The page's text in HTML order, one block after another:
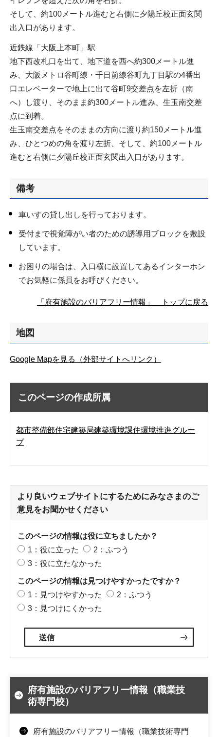
そして、約100メートル進むと右側に夕陽丘校正面玄関
出入口があります。
近鉄線「大阪上本町」駅
地下西改札口を出て、地下道を西へ約300メートル進
み、大阪メトロ谷町線・千日前線谷町九丁目駅の4番出
口エレベーターで地上に出て谷町9交差点を左折（南
へ）し渡り、そのまま約300メートル進み、生玉南交差
点に到着。
生玉南交差点をそのままの方向に渡り約150メートル進
み、ひとつめの角を渡り左折、そして、約100メートル
進むと右側に夕陽丘校正面玄関出入口があります。
備考
車いすの貸し出しを行っております。
受付まで視覚障がい者のための誘導用ブロックを敷設
しています。
お困りの場合は、入口横に設置してあるインターホン
でお気軽に係員をお呼びください。
「府有施設のバリアフリー情報」 トップに戻る
地図
Google Mapを見る（外部サイトへリンク）
このページの作成所属
都市整備部住宅建築局建築環境課住環境推進グルー
プ
より良いウェブサイトにするためにみなさまのご
意見をお聞かせください
このページの情報は役に立ちましたか？
1：役に立った
2：ふつう
3：役に立たなかった
このページの情報は見つけやすかったですか？
1：見つけやすかった
2：ふつう
3：見つけにくかった
府有施設のバリアフリー情報（職業技
術専門校）
府有施設のバリアフリー情報（職業技術専門